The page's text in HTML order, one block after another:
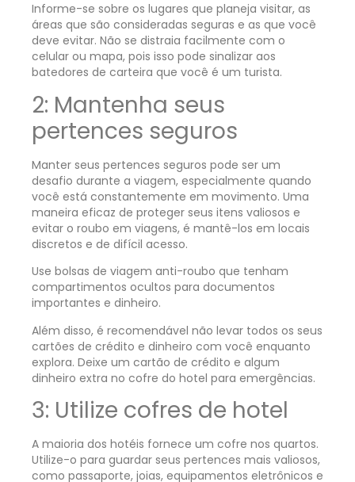
Informe-se sobre os lugares que planeja visitar, as
áreas que são consideradas seguras e as que você
deve evitar. Não se distraia facilmente com o
celular ou mapa, pois isso pode sinalizar aos
batedores de carteira que você é um turista.
2: Mantenha seus
pertences seguros
Manter seus pertences seguros pode ser um
desafio durante a viagem, especialmente quando
você está constantemente em movimento. Uma
maneira eficaz de proteger seus itens valiosos e
evitar o roubo em viagens, é mantê-los em locais
discretos e de difícil acesso.
Use bolsas de viagem anti-roubo que tenham
compartimentos ocultos para documentos
importantes e dinheiro.
Além disso, é recomendável não levar todos os seus
cartões de crédito e dinheiro com você enquanto
explora. Deixe um cartão de crédito e algum
dinheiro extra no cofre do hotel para emergências.
3: Utilize cofres de hotel
A maioria dos hotéis fornece um cofre nos quartos.
Utilize-o para guardar seus pertences mais valiosos,
como passaporte, joias, equipamentos eletrônicos e